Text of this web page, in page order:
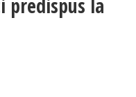
predispus la